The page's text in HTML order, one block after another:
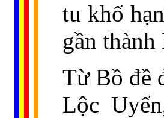
tu khổ
gần
Từ Bồ đề
Lộc